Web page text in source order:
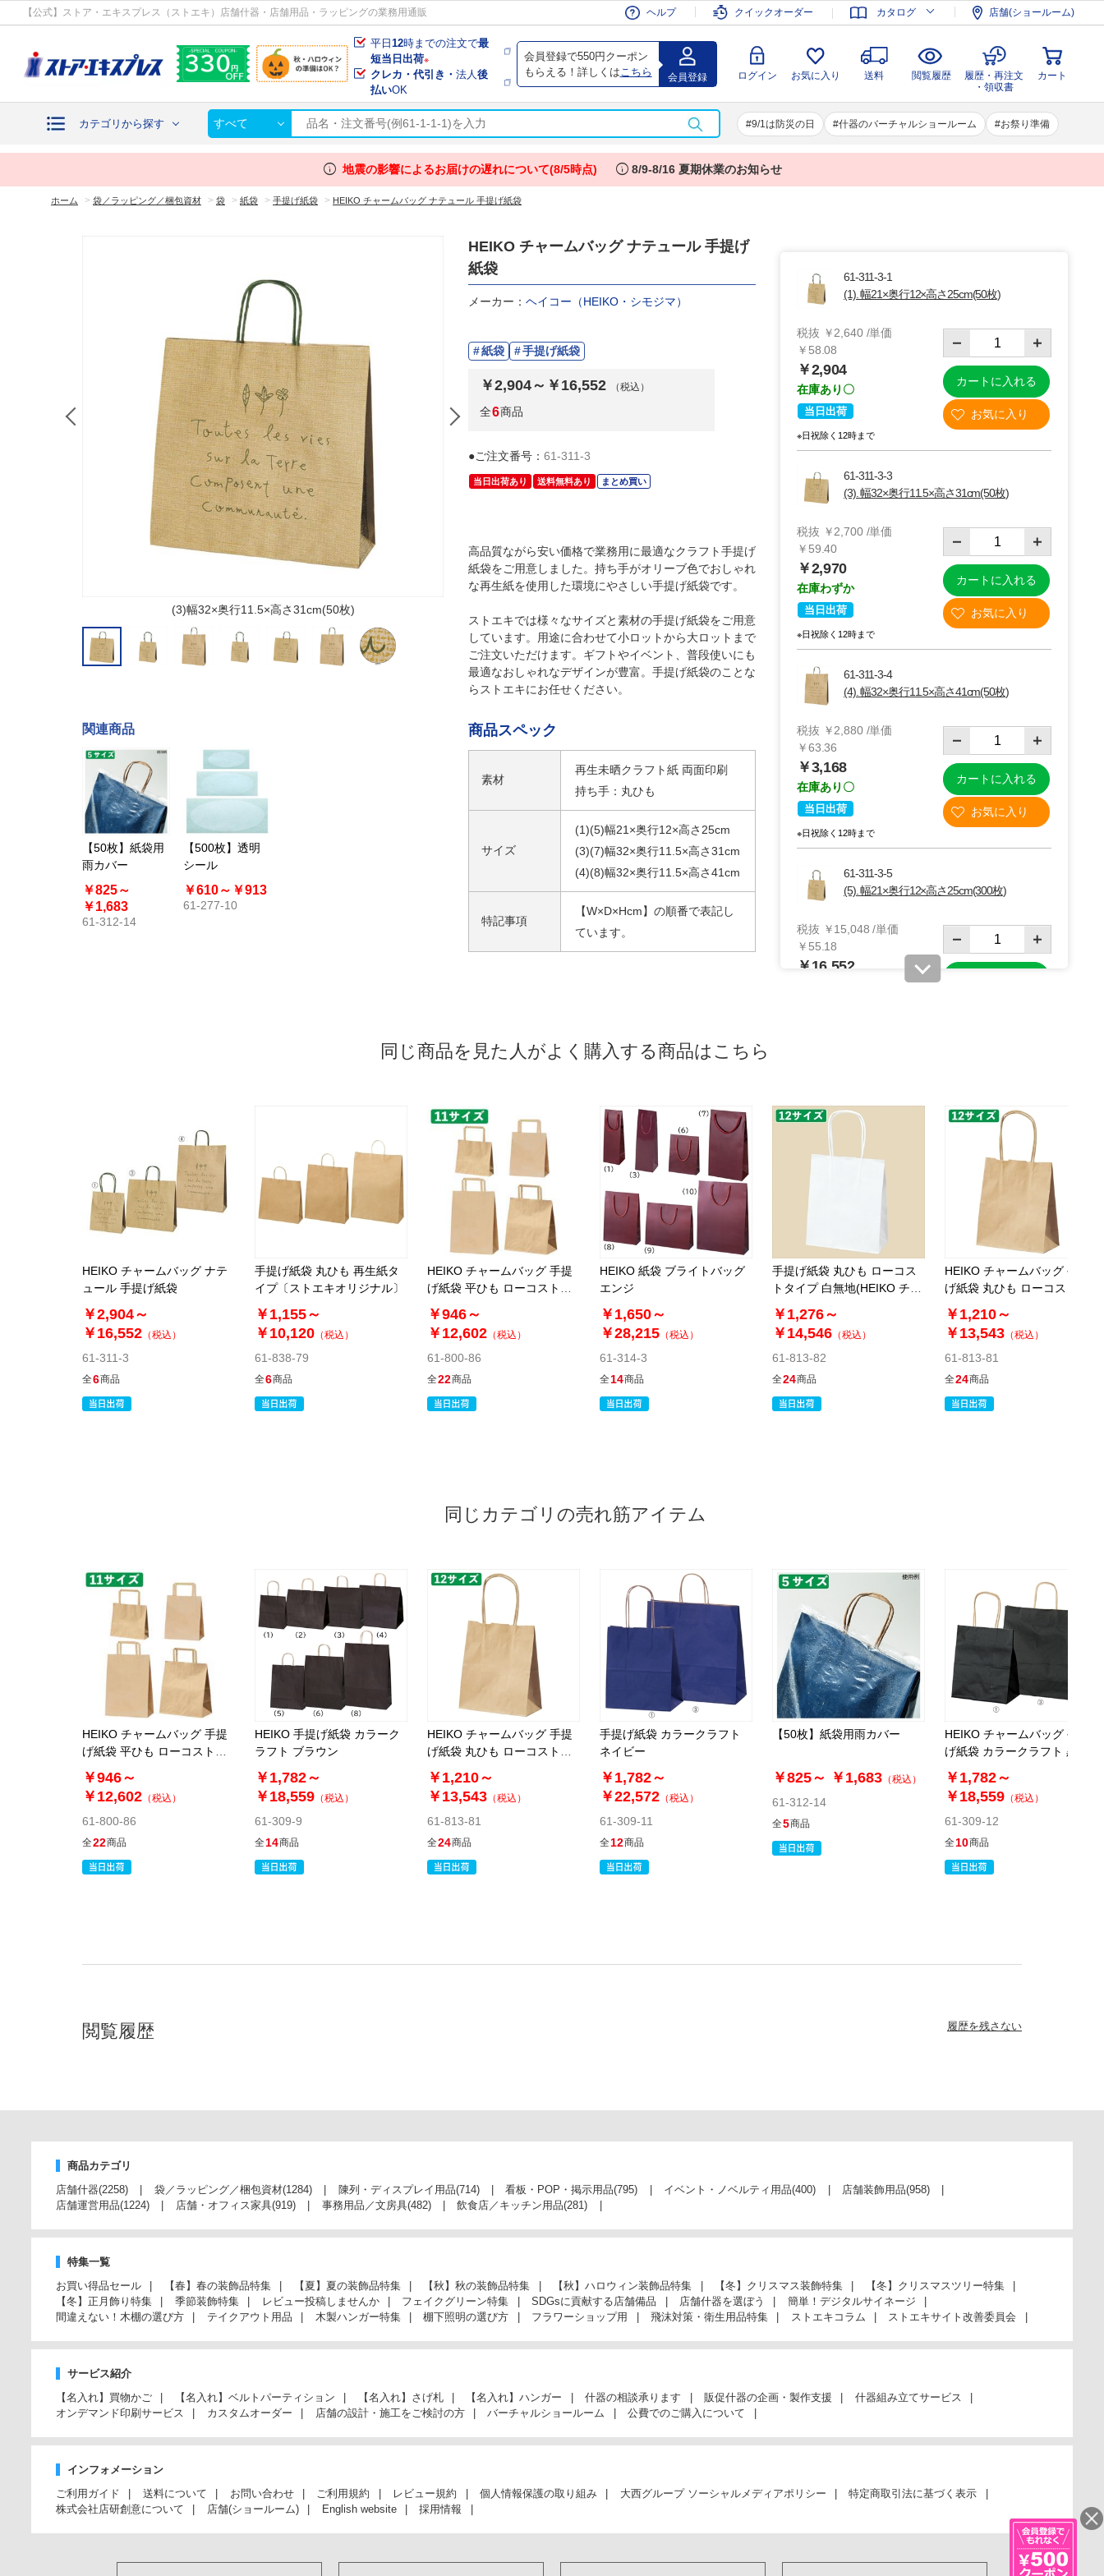
【公式】ストア・エキスプレス（ストエキ）店舗什器・店舗用品・ラッピングの業務用通販 ヘルプ クイックオーダー カタログ 店舗(ショールーム)
平日12時までの注文で最
短当日出荷※
クレカ・代引き・法人後
払いOK
会員登録で550円クーポン
もらえる！詳しくは こちら 会員登録 ログイン お気に入り 送料 閲覧履歴
履歴・再注文
・領収書
カート
カテゴリから探す すべて 9/1は防災の日 什器のバーチャルショールーム お祭り準備
会員登録 ログイン お気に入り 送料 閲覧履歴
履歴・再注文
・領収書
カート
info 地震の影響によるお届けの遅れについて(8/5時点) info 8/9-8/16 夏期休業のお知らせ
ホーム > 袋／ラッピング／梱包資材 > 袋 > 紙袋 > 手提げ紙袋 > HEIKO チャームバッグ ナテュール 手提げ紙袋
(3)幅32×奥行11.5×高さ31cm(50枚) (4)幅32×奥行11.5×高さ41cm(50枚)
関連商品
【50枚】紙袋用
雨カバー
￥825～
￥1,683
61-312-14
【500枚】透明
シール
￥610～ ￥913
61-277-10
HEIKO チャームバッグ ナテュール 手提げ
紙袋
メーカー： ヘイコー（HEIKO・シモジマ）
紙袋 手提げ紙袋
￥2,904～￥16,552 （税込）
全6商品
●ご注文番号： 61-311-3
当日出荷あり 送料無料あり まとめ買い
高品質ながら安い価格で業務用に最適なクラフト手提げ
紙袋をご用意しました。持ち手がオリーブ色でおしゃれ
な再生紙を使用した環境にやさしい手提げ紙袋です。
ストエキでは様々なサイズと素材の手提げ紙袋をご用意
しています。用途に合わせて小ロットから大ロットまで
ご注文いただけます。ギフトやイベント、普段使いにも
最適なおしゃれなデザインが豊富。手提げ紙袋のことな
らストエキにお任せください。
商品スペック
素材
再生未晒クラフト紙 両面印刷
持ち手：丸ひも
サイズ
(1)(5)幅21×奥行12×高さ25cm
(3)(7)幅32×奥行11.5×高さ31cm
(4)(8)幅32×奥行11.5×高さ41cm
特記事項
【W×D×Hcm】の順番で表記し
ています。
61-311-3-1
(1). 幅21×奥行12×高さ25cm(50枚)
税抜 ￥2,640 /単価
￥58.08
￥2,904
在庫あり〇
当日出荷
※日祝除く12時まで
カートに入れる
61-311-3-3
(3). 幅32×奥行11.5×高さ31cm(50枚)
税抜 ￥2,700 /単価
￥59.40
￥2,970
在庫わずか
当日出荷
※日祝除く12時まで
カートに入れる
61-311-3-4
(4). 幅32×奥行11.5×高さ41cm(50枚)
税抜 ￥2,880 /単価
￥63.36
￥3,168
在庫あり〇
当日出荷
※日祝除く12時まで
カートに入れる
61-311-3-5
(5). 幅21×奥行12×高さ25cm(300枚)
税抜 ￥15,048 /単価
￥55.18
￥16,552
税抜 ￥10,260 /単価
￥11,286
08月24日頃の出荷
カートに入れる
61-311-3-8
(8). 幅32×奥行11.5×高さ41cm(200枚)
税抜 ￥10,944 /単価
￥60.19
￥12,038
08月24日頃の出荷
送料無料
同じ商品を見た人がよく購入する商品はこちら
HEIKO チャームバッグ ナテ
ュール 手提げ紙袋
￥2,904～
￥16,552 （税込）
61-311-3
全6商品
手提げ紙袋 丸ひも 再生紙タ
イプ〔ストエキオリジナル〕
￥1,155～
￥10,120 （税込）
61-838-79
全6商品
HEIKO チャームバッグ 手提
げ紙袋 平ひも ローコストタ
イプ 茶無地
￥946～
￥12,602 （税込）
61-800-86
全22商品
HEIKO 紙袋 ブライトバッグ
エンジ
￥1,650～
￥28,215 （税込）
61-314-3
全14商品
手提げ紙袋 丸ひも ローコス
トタイプ 白無地(HEIKO チャ
ームバッグ)
￥1,276～
￥14,546 （税込）
61-813-82
全24商品
HEIKO チャームバッグ 手提
げ紙袋 丸ひも ローコストタ
イプ 茶無地
￥1,210～
￥13,543 （税込）
61-813-81
全24商品
同じカテゴリの売れ筋アイテム
HEIKO チャームバッグ 手提
げ紙袋 平ひも ローコストタ
イプ 茶無地
￥946～
￥12,602 （税込）
61-800-86
全22商品
HEIKO 手提げ紙袋 カラーク
ラフト ブラウン
￥1,782～
￥18,559 （税込）
61-309-9
全14商品
HEIKO チャームバッグ 手提
げ紙袋 丸ひも ローコストタ
イプ 茶無地
￥1,210～
￥13,543 （税込）
61-813-81
全24商品
手提げ紙袋 カラークラフト
ネイビー
￥1,782～
￥22,572 （税込）
61-309-11
全12商品
【50枚】紙袋用雨カバー
￥825～ ￥1,683 （税込）
61-312-14
全5商品
HEIKO チャームバッグ 手提
げ紙袋 カラークラフト 黒
￥1,782～
￥18,559 （税込）
61-309-12
全10商品
閲覧履歴 履歴を残さない
商品カテゴリ
店舗什器(2258) 袋／ラッピング／梱包資材(1284) 陳列・ディスプレイ用品(714) 看板・POP・掲示用品(795) イベント・ノベルティ用品(400) 店舗装飾用品(958)
店舗運営用品(1224) 店舗・オフィス家具(919) 事務用品／文房具(482) 飲食店／キッチン用品(281)
特集一覧
お買い得品セール
【春】春の装飾品特集 【夏】夏の装飾品特集 【秋】秋の装飾品特集 【秋】ハロウィン装飾品特集 【冬】クリスマス装飾特集
【冬】クリスマスツリー特集
【冬】正月飾り特集
季節装飾特集 レビュー投稿しませんか フェイクグリーン特集 SDGsに貢献する店舗備品 店舗什器を選ぼう
簡単！デジタルサイネージ
間違えない！木棚の選び方
テイクアウト用品 木製ハンガー特集 棚下照明の選び方 フラワーショップ用 飛沫対策・衛生用品特集 ストエキコラム ストエキサイト改善委員会
サービス紹介
【名入れ】買物かご
【名入れ】ベルトパーティション 【名入れ】さげ札 【名入れ】ハンガー 什器の相談承ります 販促什器の企画・製作支援
什器組み立てサービス
オンデマンド印刷サービス
カスタムオーダー 店舗の設計・施工をご検討の方 バーチャルショールーム 公費でのご購入について
インフォメーション
ご利用ガイド
送料について お問い合わせ ご利用規約 レビュー規約 個人情報保護の取り組み 大西グループ ソーシャルメディアポリシー
特定商取引法に基づく表示
株式会社店研創意について
店舗(ショールーム) English website 採用情報